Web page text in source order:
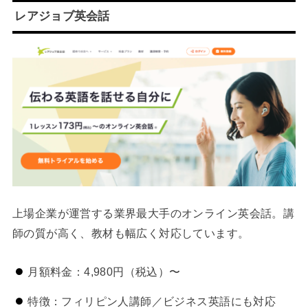
レアジョブ英会話
上場企業が運営する業界最大手のオンライン英会話。講
師の質が高く、教材も幅広く対応しています。
月額料金：4,980円（税込）〜
特徴：フィリピン人講師／ビジネス英語にも対応